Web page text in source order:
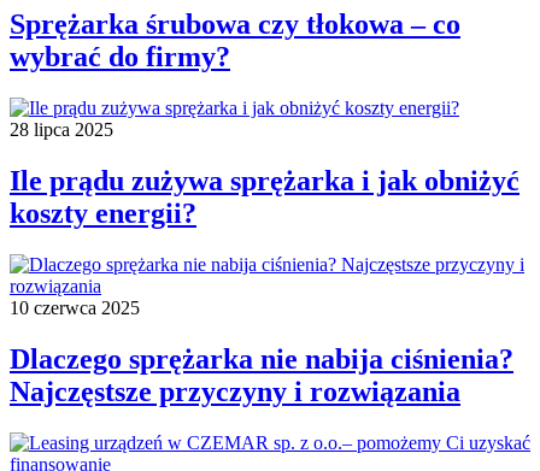
Sprężarka śrubowa czy tłokowa – co
wybrać do firmy?
28 lipca 2025
Ile prądu zużywa sprężarka i jak obniżyć
koszty energii?
10 czerwca 2025
Dlaczego sprężarka nie nabija ciśnienia?
Najczęstsze przyczyny i rozwiązania